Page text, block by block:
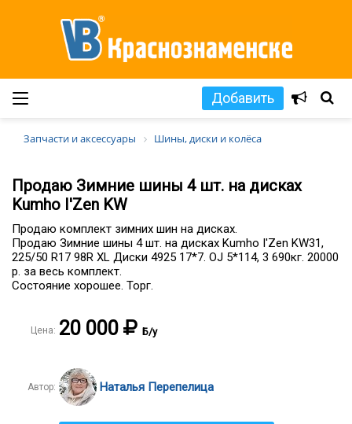
Добавить
Запчасти и аксессуары Шины, диски и колёса
Продаю Зимние шины 4 шт. на дисках
Kumho I'Zen KW
Продаю комплект зимних шин на дисках.
Продаю Зимние шины 4 шт. на дисках Kumho I'Zen KW31,
225/50 R17 98R XL Диски 4925 17*7. OJ 5*114, 3 690кг. 20000
р. за весь комплект.
Состояние хорошее. Торг.
Цена: 20 000 Б/у
Автор: Наталья Перепелица